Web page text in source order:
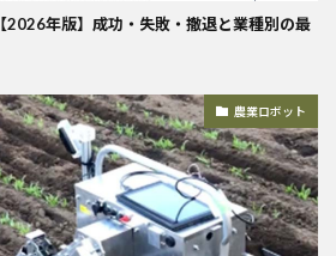
2026年版】成功・失敗・撤退と業種別の最
農業ロボット